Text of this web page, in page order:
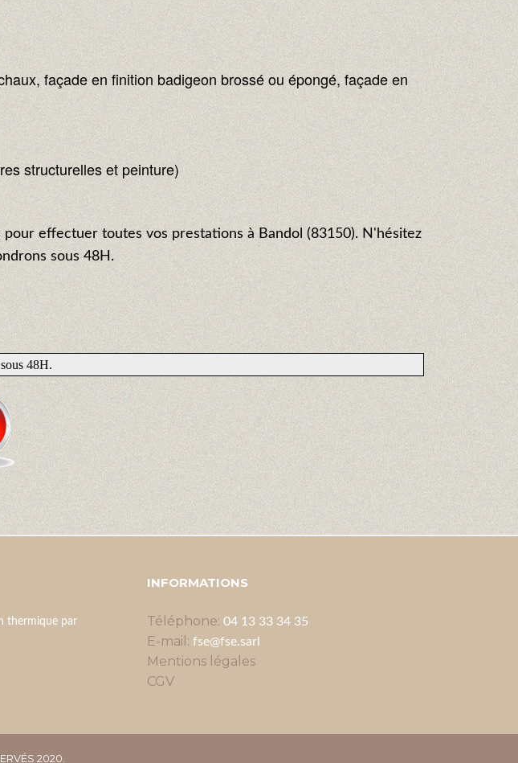
façade en finition badigeon brossé ou épongé, façade en
structurelles et peinture)
effectuer toutes vos prestations à Bandol (83150). N'hésitez
sous 48H.
48H.
thermique par
INFORMATIONS
Téléphone: 04 13 33 34 35
E-mail: fse@fse.sarl
Mentions légales
CGV
2020.